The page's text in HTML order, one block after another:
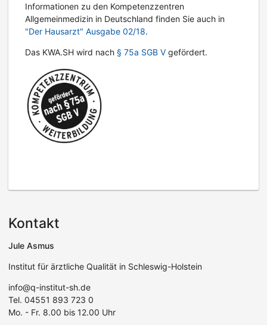
Informationen zu den Kompetenzzentren
Allgemeinmedizin in Deutschland finden Sie auch in
"Der Hausarzt" Ausgabe 02/18.
Das KWA.SH wird nach § 75a SGB V gefördert.
Kontakt
Jule Asmus
Institut für ärztliche Qualität in Schleswig-Holstein
info@q-institut-sh.de
Tel. 04551 893 723 0
Mo. - Fr. 8.00 bis 12.00 Uhr